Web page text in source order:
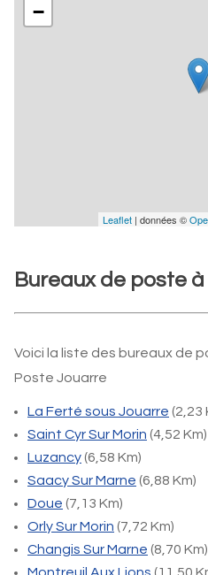
−
Leaflet | données ©
Bureaux de poste
Voici la liste des bureaux de
Poste Jouarre
La Ferté sous Jouarre (2,23
Saint Cyr Sur Morin (4,52 Km)
Luzancy(6,58 Km)
Saacy Sur Marne (6,88 Km)
Doue (7,13 Km)
Orly Sur Morin (7,72 Km)
Changis Sur Marne (8,70 Km)